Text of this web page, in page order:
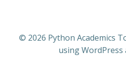
© 2026 Python Academics
using WordPress